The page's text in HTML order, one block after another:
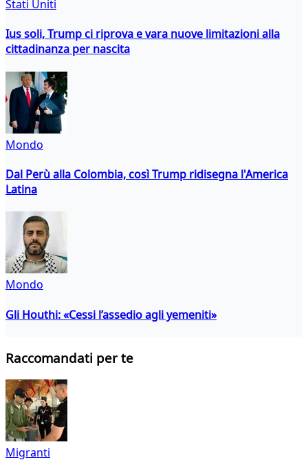
Stati Uniti
Ius soli, Trump ci riprova e vara nuove limitazioni alla
cittadinanza per nascita
Mondo
Dal Perù alla Colombia, così Trump ridisegna l'America
Latina
Mondo
Gli Houthi: «Cessi l’assedio agli yemeniti»
Raccomandati per te
Migranti